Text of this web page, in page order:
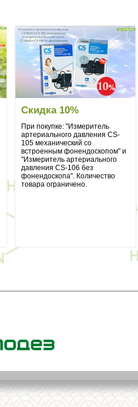
Скидка 10%
При покупке: "Измеритель
артериального давления CS-
105 механический со
встроенным фонендоскопом" и
"Измеритель артериального
давления CS-106 без
фонендоскопа". Количество
товара ограничено.